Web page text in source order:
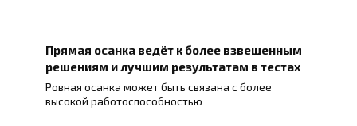
Прямая осанка ведёт к более взвешенным
решениям и лучшим результатам в тестах
Ровная осанка может быть связана с более
высокой работоспособностью